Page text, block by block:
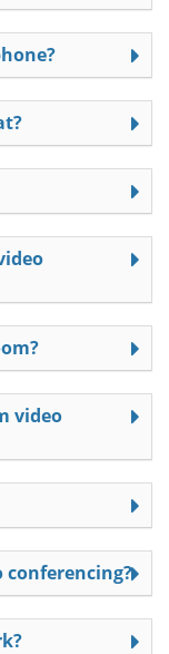
video
conferencing?